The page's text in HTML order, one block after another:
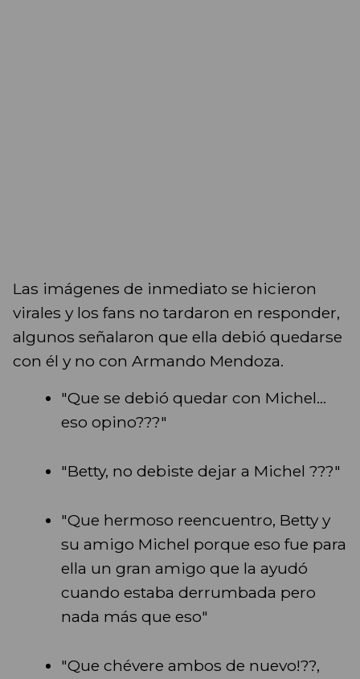
Las imágenes de inmediato se hicieron
virales y los fans no tardaron en responder,
algunos señalaron que ella debió quedarse
con él y no con Armando Mendoza.
"Que se debió quedar con Michel...
eso opino???"
"Betty, no debiste dejar a Michel ???"
"Que hermoso reencuentro, Betty y
su amigo Michel porque eso fue para
ella un gran amigo que la ayudó
cuando estaba derrumbada pero
nada más que eso"
"Que chévere ambos de nuevo!??,